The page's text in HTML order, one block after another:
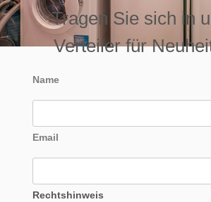
Tragen Sie sich in
Verteiler für
Name
Email
Rechtshinweis